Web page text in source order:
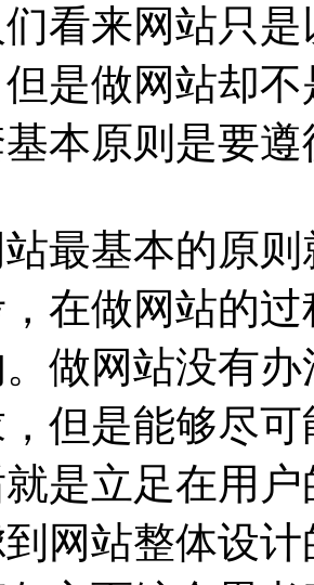
看来网站只
是做网站却
本原则是要遵
最基本的原
在做网站的
做网站没有
，但是能够尽
是立足在用
网站整体设